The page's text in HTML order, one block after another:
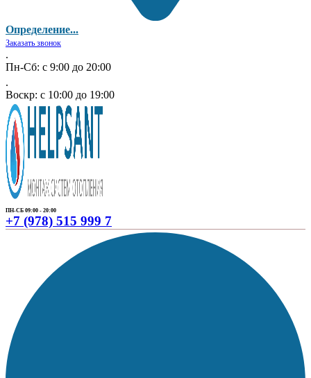
Определение...
Заказать звонок
.
Пн-Сб: с 9:00 до 20:00
.
Воскр: с 10:00 до 19:00
ПН-СБ 09:00 - 20:00
+7 (978) 515 999 7